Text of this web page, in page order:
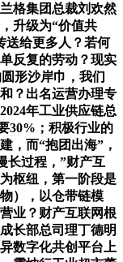
格集团总裁刘欢然
升级为“价值共
送给更多人？若何
反复的劳动？现实
形沙岸巾，我们
？出名运营办理专
年工业供应链总
30%；积极行业的
，而“抱团出海”，
长过程，”财产互
枢纽，第一阶段是
），以仓带链模
业？财产互联网根
长部总司理丁德明
数字化共创平台上